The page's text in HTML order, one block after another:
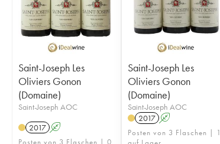
Saint-Joseph Les
Oliviers Gonon
(Domaine)
Saint-Joseph AOC
2017 A
Posten von 3 Flaschen | 0
Saint-Joseph Les
Oliviers Gonon
(Domaine)
Saint-Joseph AOC
2017 A
Posten von 3 Flaschen | 1